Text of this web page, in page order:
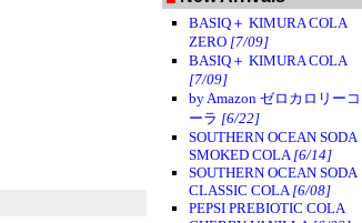
に抑えてある。姉妹品に青い
缶のラムネ（Lamune）もあ
る。炭酸・フレーバーが弱く
すっきりとした味わい。ラム
ネのような独特の後味が残
る。ボディ感も弱いため全体
的に「薄い」印象は否めず、
コーラの飲みごたえを期待す
るとちょっとガッカリする。
BASIQ＋ KIMURA COLA
ZERO [7/09]
BASIQ＋ KIMURA COLA
[7/09]
by Amazon ゼロカロリーコ
ーラ [6/22]
SOUTHERN OCEAN SODA
SMOKED COLA [6/14]
SOUTHERN OCEAN SODA
CLASSIC COLA [6/08]
PEPSI PREBIOTIC COLA